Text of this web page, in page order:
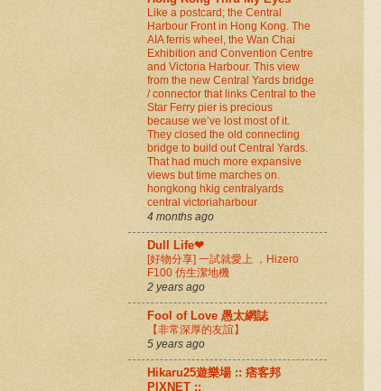
Like a postcard; the Central
Harbour Front in Hong Kong. The
AIA ferris wheel, the Wan Chai
Exhibition and Convention Centre
and Victoria Harbour. This view
from the new Central Yards bridge
/ connector that links Central to the
Star Ferry pier is precious
because we’ve lost most of it.
They closed the old connecting
bridge to build out Central Yards.
That had much more expansive
views but time marches on.
hongkong hkig centralyards
central victoriaharbour
4 months ago
Dull Life❤
[好物分享] 一試就愛上 ，Hizero
F100 仿生潔地機
2 years ago
Fool of Love 愚太網誌
【非常深厚的友誼】
5 years ago
Hikaru25遊樂場 :: 痞客邦
PIXNET ::